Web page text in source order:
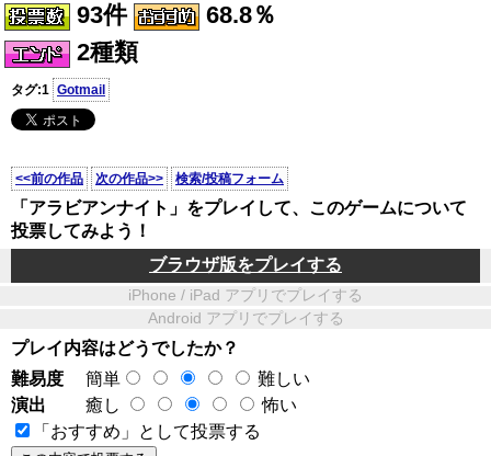
93件
68.8％
2種類
タグ:1 Gotmail
<<前の作品 次の作品>> 検索/投稿フォーム
「アラビアンナイト」をプレイして、このゲームについて
投票してみよう！
ブラウザ版をプレイする
iPhone / iPad アプリでプレイする
Android アプリでプレイする
プレイ内容はどうでしたか？
難易度
簡単
難しい
演出
癒し
怖い
「おすすめ」として投票する